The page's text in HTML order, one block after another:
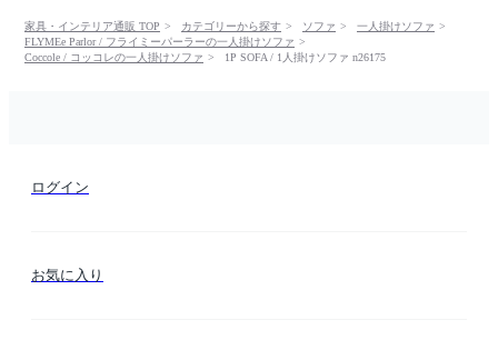
家具・インテリア通販 TOP カテゴリーから探す ソファ
一人掛けソファ
FLYMEe Parlor / フライミーパーラーの一人掛けソファ
Coccole / コッコレの一人掛けソファ
1P SOFA / 1人掛けソファ n26175
ログイン
お気に入り